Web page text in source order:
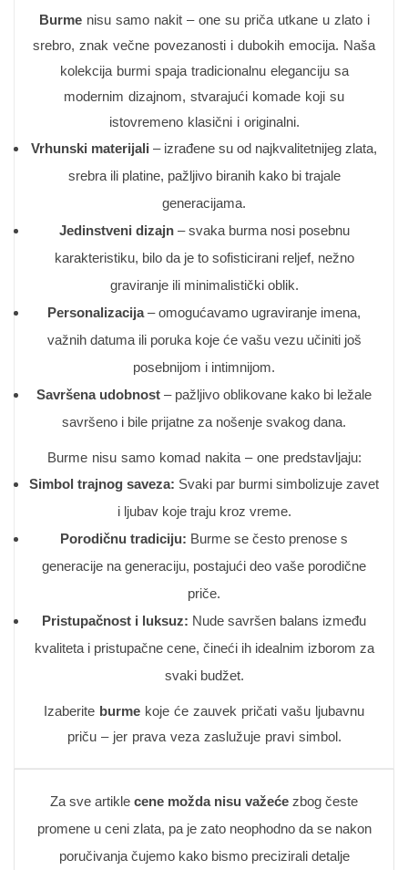
Burmenisu samo nakit – one su priča utkane u zlato i
srebro, znak večne povezanosti i dubokih emocija. Naša
kolekcija burmi spaja tradicionalnu eleganciju sa
modernim dizajnom, stvarajući komade koji su
istovremeno klasični i originalni.
Vrhunski materijali – izrađene su od najkvalitetnijeg zlata,
srebra ili platine, pažljivo biranih kako bi trajale
generacijama.
Jedinstveni dizajn– svaka burma nosi posebnu
karakteristiku, bilo da je to sofisticirani reljef, nežno
graviranje ili minimalistički oblik.
Personalizacija– omogućavamo ugraviranje imena,
važnih datuma ili poruka koje će vašu vezu učiniti još
posebnijom i intimnijom.
Savršena udobnost – pažljivo oblikovane kako bi ležale
savršeno i bile prijatne za nošenje svakog dana.
Burme nisu samo komad nakita – one predstavljaju:
Simbol trajnog saveza: Svaki par burmi simbolizuje zavet
i ljubav koje traju kroz vreme.
Porodičnu tradiciju: Burme se često prenose s
generacije na generaciju, postajući deo vaše porodične
priče.
Pristupačnost i luksuz: Nude savršen balans između
kvaliteta i pristupačne cene, čineći ih idealnim izborom za
svaki budžet.
Izaberite burme koje će zauvek pričati vašu ljubavnu
priču – jer prava veza zaslužuje pravi simbol.
Za sve artikle cene možda nisu važeće zbog česte
promene u ceni zlata, pa je zato neophodno da se nakon
poručivanja čujemo kako bismo precizirali detalje